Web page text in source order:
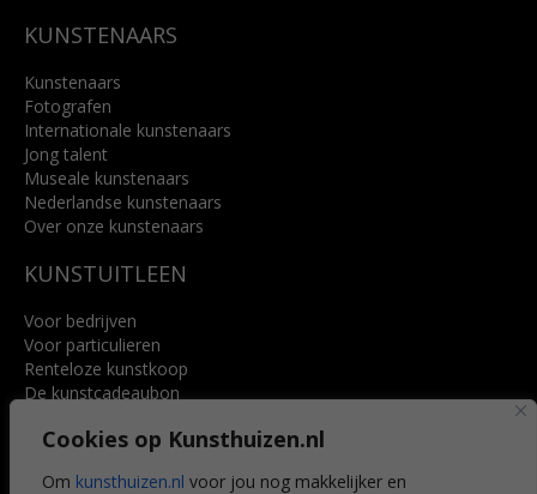
Cookies op Kunsthuizen.nl
Om kunsthuizen.nl voor jou nog makkelijker en
KUNSTENAARS
Kunstenaars
Fotografen
Internationale kunstenaars
Jong talent
Museale kunstenaars
Nederlandse kunstenaars
Over onze kunstenaars
KUNSTUITLEEN
Voor bedrijven
Voor particulieren
Renteloze kunstkoop
De kunstcadeaubon
Voordelen
Veelgestelde vragen